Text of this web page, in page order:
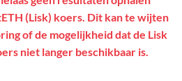
(Lisk) koers. Dit kan te wijten
of de mogelijkheid dat de Lisk
niet langer beschikbaar is.